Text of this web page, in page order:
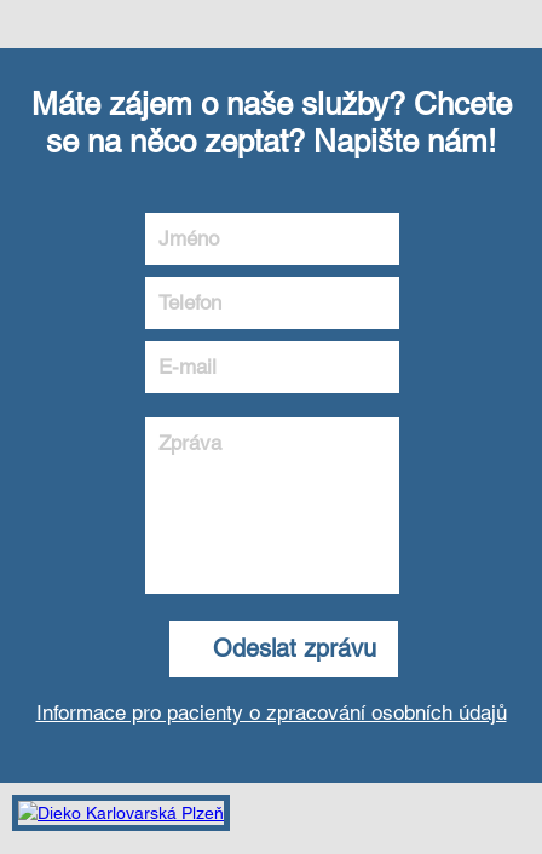
Máte zájem o naše služby? Chcete
se na něco zeptat? Napište nám!
Informace pro pacienty o zpracování osobních údajů